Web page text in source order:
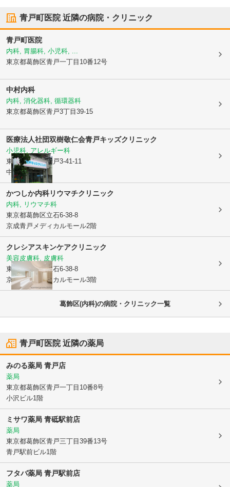
青戸町医院近隣の病院・クリニック
青戸町医院
内科, 胃腸科, 小児科, ...
東京都葛飾区青戸一丁目10番12号
中村内科
内科, 消化器科, 循環器科
東京都葛飾区青戸3丁目39-15
医療法人社団双樹敬仁会青戸キッズクリニック
小児科, アレルギー科
東京都葛飾区青戸3-41-11
中山ビル1F
かつしか内科リウマチクリニック
内科, リウマチ科
東京都葛飾区立石6-38-8
京成青戸メディカルモール2階
クレシアスキンケアクリニック
美容皮膚科, 皮膚科
東京都葛飾区立石6-38-8
京成青戸メディカルモール3階
葛飾区(内科)の病院・クリニック一覧
青戸町医院近隣の薬局
みのる薬局 青戸店
薬局
東京都葛飾区青戸一丁目10番8号
小沢ビル1階
ミサワ薬局 青砥駅前店
薬局
東京都葛飾区青戸三丁目39番13号
青戸駅前ビル1階
フタバ薬局 青戸駅前店
薬局